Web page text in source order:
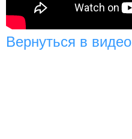
Вернуться в видео